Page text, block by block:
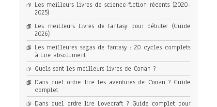
Les meilleurs livres de science-fiction récents (2020-
2025)
Les meilleurs livres de fantasy pour débuter (Guide
2026)
Les meilleures sagas de fantasy : 20 cycles complets
à lire absolument
Quels sont les meilleurs livres de Conan ?
Dans quel ordre lire les aventures de Conan ? Guide
complet
Dans quel ordre lire Lovecraft ? Guide complet pour